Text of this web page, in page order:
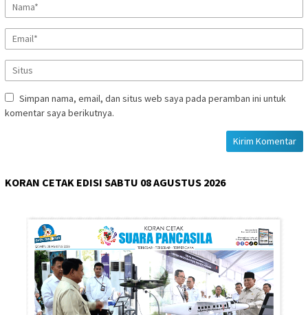
Simpan nama, email, dan situs web saya pada peramban ini untuk
komentar saya berikutnya.
KORAN CETAK EDISI SABTU 08 AGUSTUS 2026